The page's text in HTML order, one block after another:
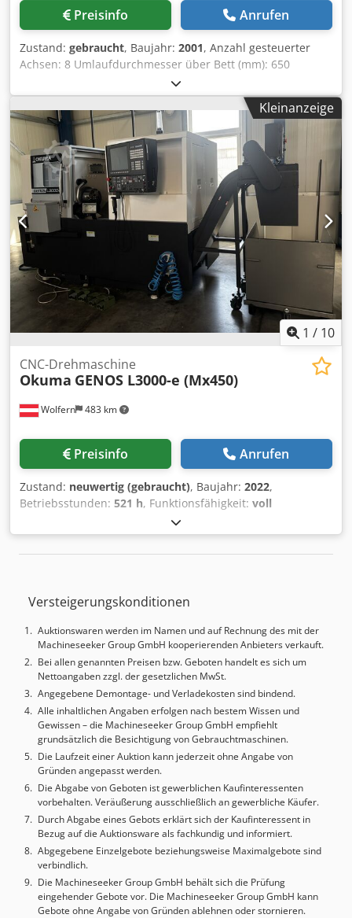
C-Achse - ShopTurn
Preisinfo Anrufen
Zustand: gebraucht, Baujahr: 2001, Anzahl gesteuerter
Achsen: 8 Umlaufdurchmesser über Bett (mm): 650
Cedpfow N Nqvex Agxerf Umlaufdurchmesser über
Support (mm): 250 Spitzenweite (mm/Zoll): Max. 1450 /
57,08, Min. 310 / 12,20 Max. Drehdurchmesser ×
Bearbeitungslänge (mm/Zoll): Ø300 × 300 / Ø11,81 × 11,81
SPINDEL Spindelaufnahme: JIS A2-11 Spindeldurchmesser
(mm): 120 Spindelbohrung (mm): 80
Spindeldrehzahlbereich (min⁻¹ / U/min): 38 – 3800 Anzahl
der Spindeldrehzahlbereiche: 2 Spezifikationen siehe
Fotos. Alle Teile und Werkzeuge auf Paletten enthalten.
Kleinanzeige
1 / 10
Wolfern 483 km
CNC-Drehmaschine
Okuma GENOS L3000-e (Mx450)
Preisinfo Anrufen
Zustand: neuwertig (gebraucht), Baujahr: 2022,
Betriebsstunden: 521 h, Funktionsfähigkeit: voll
, Maschinen-/Fahrzeugnummer:
Drehlänge:500 mm, Drehdurchmesser:300 mm,
Gesamthöhe:2’210 mm, Gesamtlänge:3’950 mm,
gebrauchte Okuma Drehmaschine Credpfxoy Rx Tds Agxof
Stunden Spindellaufzeit
Versteigerungskonditionen
Auktionswaren werden im Namen und auf Rechnung des mit der
Machineseeker Group GmbH kooperierenden Anbieters verkauft.
Bei allen genannten Preisen bzw. Geboten handelt es sich um
Nettoangaben zzgl. der gesetzlichen MwSt.
Angegebene Demontage- und Verladekosten sind bindend.
Alle inhaltlichen Angaben erfolgen nach bestem Wissen und
Gewissen – die Machineseeker Group GmbH empfiehlt
grundsätzlich die Besichtigung von Gebrauchtmaschinen.
Die Laufzeit einer Auktion kann jederzeit ohne Angabe von
Gründen angepasst werden.
Die Abgabe von Geboten ist gewerblichen Kaufinteressenten
vorbehalten. Veräußerung ausschließlich an gewerbliche Käufer.
Durch Abgabe eines Gebots erklärt sich der Kaufinteressent in
Bezug auf die Auktionsware als fachkundig und informiert.
Abgegebene Einzelgebote beziehungsweise Maximalgebote sind
verbindlich.
Die Machineseeker Group GmbH behält sich die Prüfung
eingehender Gebote vor. Die Machineseeker Group GmbH kann
Gebote ohne Angabe von Gründen ablehnen oder stornieren.